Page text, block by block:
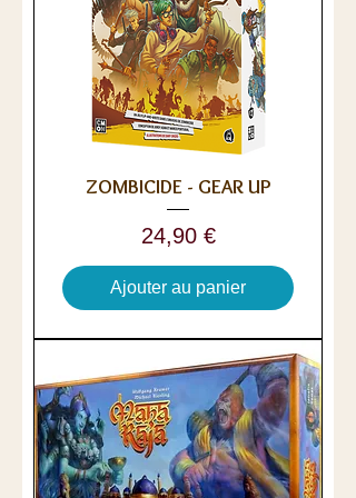
ZOMBICIDE - GEAR UP
Prix
24,90 €
Ajouter au panier